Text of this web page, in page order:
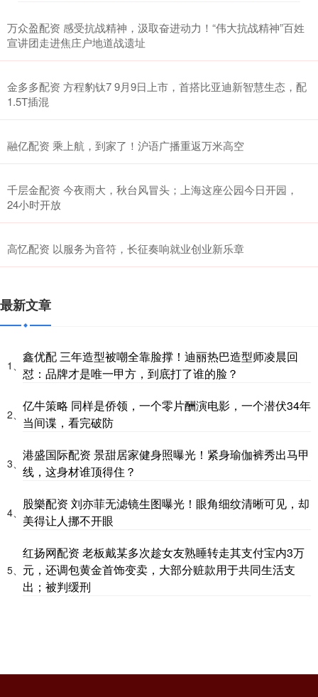
万众盈配资 感受抗战精神，汲取奋进动力！“伟大抗战精神”百姓
宣讲团走进焦庄户地道战遗址
金多多配资 方程豹钛7 9月9日上市，首搭比亚迪新智慧生态，配
1.5T插混
融亿配资 乘上航，到家了！沪语广播重返万米高空
千层金配资 今夜雨大，秋台风冒头；上海这座公园今日开园，
24小时开放
高忆配资 以服务为音符，长征奏响就业创业新乐章
最新文章
1、
鑫优配 三年造型被嘲全靠脸撑！迪丽热巴造型师凌晨回
怼：品牌才是唯一甲方，到底打了谁的脸？
2、
亿牛策略 同样是侨领，一个零片酬演电影，一个潜伏34年
当间谍，看完破防
3、
港盛国际配资 景甜居家健身照曝光！紧身瑜伽裤秀出马甲
线，这身材谁顶得住？
4、
股樂配资 刘亦菲无滤镜生图曝光！眼角细纹清晰可见，却
美得让人挪不开眼
5、
红扬网配资 老板戴某多次趁女友熟睡转走其支付宝内3万
元，还调包黄金首饰变卖，大部分赃款用于共同生活支
出；被判缓刑